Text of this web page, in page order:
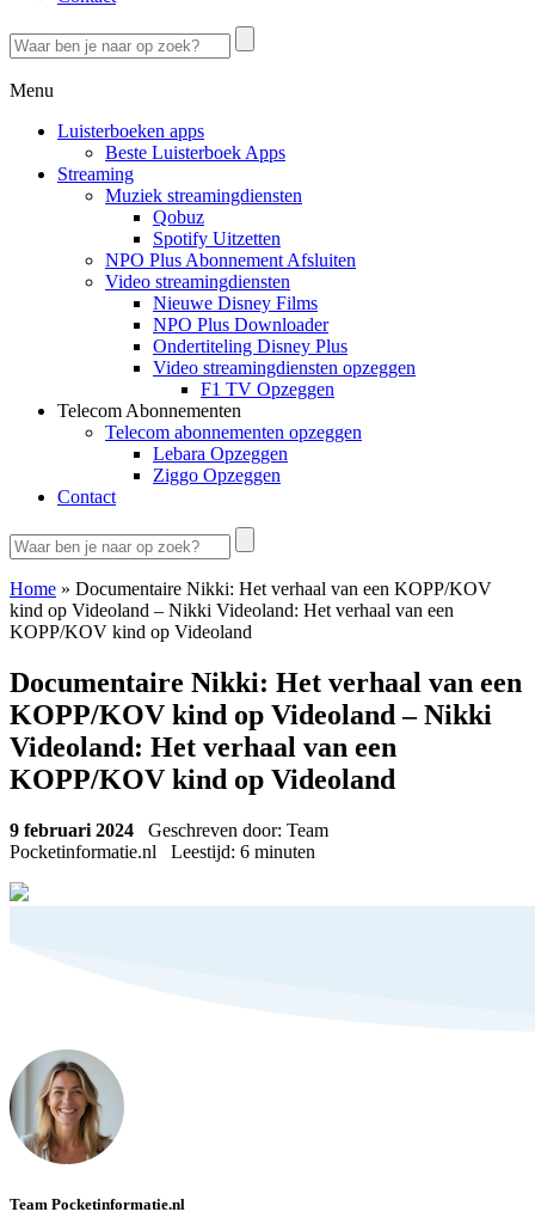
Menu
Luisterboeken apps
Beste Luisterboek Apps
Streaming
Muziek streamingdiensten
Qobuz
Spotify Uitzetten
NPO Plus Abonnement Afsluiten
Video streamingdiensten
Nieuwe Disney Films
NPO Plus Downloader
Ondertiteling Disney Plus
Video streamingdiensten opzeggen
F1 TV Opzeggen
Telecom Abonnementen
Telecom abonnementen opzeggen
Lebara Opzeggen
Ziggo Opzeggen
Contact
Home » Documentaire Nikki: Het verhaal van een KOPP/KOV
kind op Videoland – Nikki Videoland: Het verhaal van een
KOPP/KOV kind op Videoland
Documentaire Nikki: Het verhaal van een
KOPP/KOV kind op Videoland – Nikki
Videoland: Het verhaal van een
KOPP/KOV kind op Videoland
9 februari 2024 Geschreven door: Team
Pocketinformatie.nl Leestijd: 6 minuten
Team Pocketinformatie.nl